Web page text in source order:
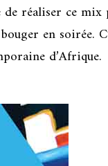
réaliser ce mix
en soirée.
d’Afrique.